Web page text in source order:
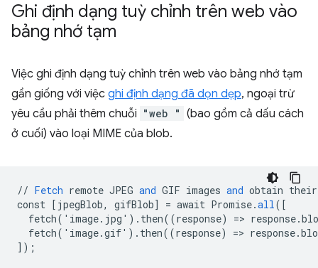
Ghi định dạng tuỳ chỉnh trên web vào
bảng nhớ tạm
Việc ghi định dạng tuỳ chỉnh trên web vào bảng nhớ tạm
gần giống với việc ghi định dạng đã dọn dẹp, ngoại trừ
yêu cầu phải thêm chuỗi "web " (bao gồm cả dấu cách
ở cuối) vào loại MIME của blob.
// Fetch remote JPEG and GIF images and obtain their
const [ jpegBlob, gifBlob] = await Promise.all( [
fetch('image.jpg').then((response) =>
fetch('image.gif').then((response) =>
] );